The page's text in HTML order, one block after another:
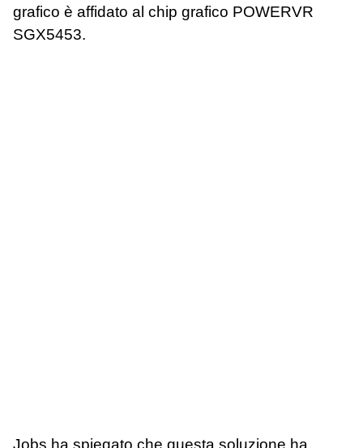
grafico è affidato al chip grafico POWERVR
SGX5453.
Jobs ha spiegato che questa soluzione ha